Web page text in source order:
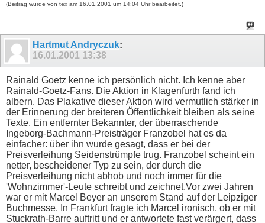
(Beitrag wurde von tex am 16.01.2001 um 14:04 Uhr bearbeitet.)
Hartmut Andryczuk:
16.01.2001 13:38
Rainald Goetz kenne ich persönlich nicht. Ich kenne aber
Rainald-Goetz-Fans. Die Aktion in Klagenfurth fand ich
albern. Das Plakative dieser Aktion wird vermutlich stärker in
der Erinnerung der breiteren Öffentlichkeit bleiben als seine
Texte. Ein entfernter Bekannter, der überraschende
Ingeborg-Bachmann-Preisträger Franzobel hat es da
einfacher: über ihn wurde gesagt, dass er bei der
Preisverleihung Seidenstrümpfe trug. Franzobel scheint ein
netter, bescheidener Typ zu sein, der durch die
Preisverleihung nicht abhob und noch immer für die
'Wohnzimmer'-Leute schreibt und zeichnet.Vor zwei Jahren
war er mit Marcel Beyer an unserem Stand auf der Leipziger
Buchmesse. In Frankfurt fragte ich Marcel ironisch, ob er mit
Stuckrath-Barre auftritt und er antwortete fast verärgert, dass